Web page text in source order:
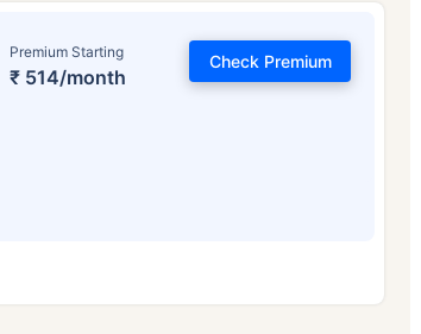
Premium Starting
₹ 514/month
Check Premium